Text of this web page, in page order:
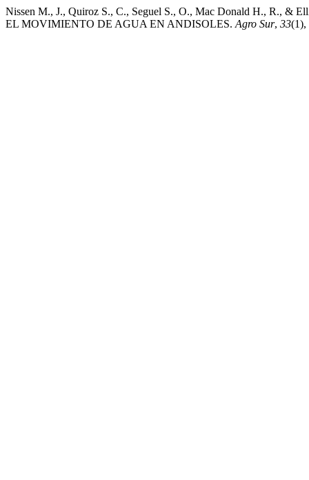
Nissen M., J., Quiroz S., C., Seguel S., O., Mac Donald H., R.,
EL MOVIMIENTO DE AGUA EN ANDISOLES. Agro Sur, 33(1),